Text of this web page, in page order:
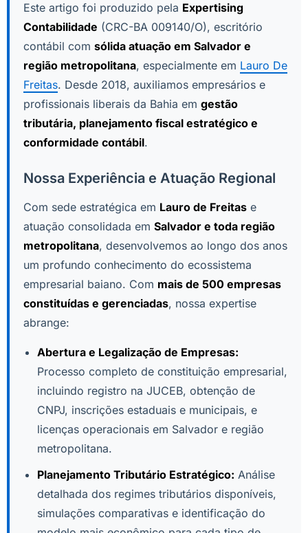
Este artigo foi produzido pela Expertising
Contabilidade (CRC-BA 009140/O), escritório
contábil com sólida atuação em Salvador e
região metropolitana, especialmente em Lauro De
Freitas. Desde 2018, auxiliamos empresários e
profissionais liberais da Bahia em gestão
tributária, planejamento fiscal estratégico e
conformidade contábil.
Nossa Experiência e Atuação Regional
Com sede estratégica em Lauro de Freitas e
atuação consolidada em Salvador e toda região
metropolitana, desenvolvemos ao longo dos anos
um profundo conhecimento do ecossistema
empresarial baiano. Com mais de 500 empresas
constituídas e gerenciadas, nossa expertise
abrange:
Abertura e Legalização de Empresas:
Processo completo de constituição empresarial,
incluindo registro na JUCEB, obtenção de
CNPJ, inscrições estaduais e municipais, e
licenças operacionais em Salvador e região
metropolitana.
Planejamento Tributário Estratégico: Análise
detalhada dos regimes tributários disponíveis,
simulações comparativas e identificação do